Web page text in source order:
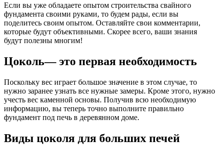
Если вы уже обладаете опытом строительства свайного
фундамента своими руками, то будем рады, если вы
поделитесь своим опытом. Оставляйте свои комментарии,
которые будут объективными. Скорее всего, ваши знания
будут полезны многим!
Цоколь— это первая необходимость
Поскольку вес играет большое значение в этом случае, то
нужно заранее узнать все нужные замеры. Кроме этого, нужно
учесть вес каменной основы. Получив всю необходимую
информацию, вы теперь точно выполните правильно
фундамент под печь в деревянном доме.
Виды цоколя для больших печей